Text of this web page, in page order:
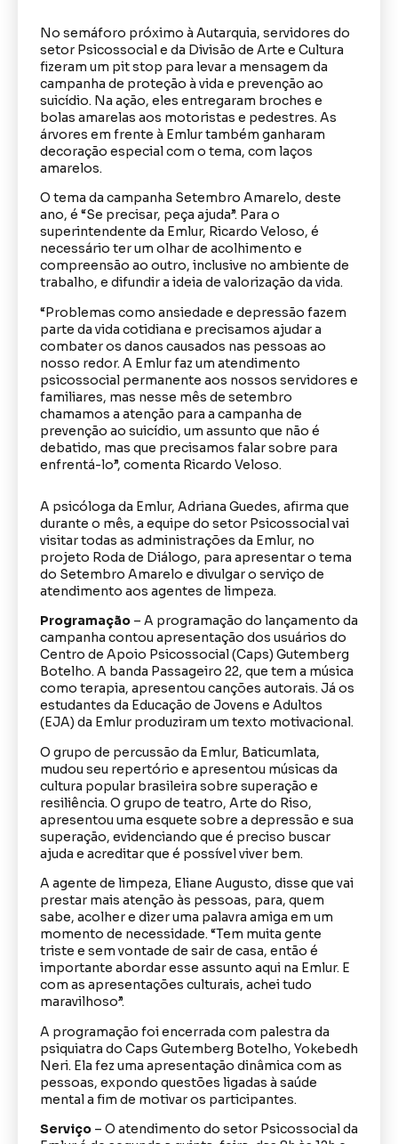
No semáforo próximo à Autarquia, servidores do
setor Psicossocial e da Divisão de Arte e Cultura
fizeram um pit stop para levar a mensagem da
campanha de proteção à vida e prevenção ao
suicídio. Na ação, eles entregaram broches e
bolas amarelas aos motoristas e pedestres. As
árvores em frente à Emlur também ganharam
decoração especial com o tema, com laços
amarelos.
O tema da campanha Setembro Amarelo, deste
ano, é “Se precisar, peça ajuda”. Para o
superintendente da Emlur, Ricardo Veloso, é
necessário ter um olhar de acolhimento e
compreensão ao outro, inclusive no ambiente de
trabalho, e difundir a ideia de valorização da vida.
“Problemas como ansiedade e depressão fazem
parte da vida cotidiana e precisamos ajudar a
combater os danos causados nas pessoas ao
nosso redor. A Emlur faz um atendimento
psicossocial permanente aos nossos servidores e
familiares, mas nesse mês de setembro
chamamos a atenção para a campanha de
prevenção ao suicídio, um assunto que não é
debatido, mas que precisamos falar sobre para
enfrentá-lo”, comenta Ricardo Veloso.
A psicóloga da Emlur, Adriana Guedes, afirma que
durante o mês, a equipe do setor Psicossocial vai
visitar todas as administrações da Emlur, no
projeto Roda de Diálogo, para apresentar o tema
do Setembro Amarelo e divulgar o serviço de
atendimento aos agentes de limpeza.
Programação – A programação do lançamento da
campanha contou apresentação dos usuários do
Centro de Apoio Psicossocial (Caps) Gutemberg
Botelho. A banda Passageiro 22, que tem a música
como terapia, apresentou canções autorais. Já os
estudantes da Educação de Jovens e Adultos
(EJA) da Emlur produziram um texto motivacional.
O grupo de percussão da Emlur, Baticumlata,
mudou seu repertório e apresentou músicas da
cultura popular brasileira sobre superação e
resiliência. O grupo de teatro, Arte do Riso,
apresentou uma esquete sobre a depressão e sua
superação, evidenciando que é preciso buscar
ajuda e acreditar que é possível viver bem.
A agente de limpeza, Eliane Augusto, disse que vai
prestar mais atenção às pessoas, para, quem
sabe, acolher e dizer uma palavra amiga em um
momento de necessidade. “Tem muita gente
triste e sem vontade de sair de casa, então é
importante abordar esse assunto aqui na Emlur. E
com as apresentações culturais, achei tudo
maravilhoso”.
A programação foi encerrada com palestra da
psiquiatra do Caps Gutemberg Botelho, Yokebedh
Neri. Ela fez uma apresentação dinâmica com as
pessoas, expondo questões ligadas à saúde
mental a fim de motivar os participantes.
Serviço – O atendimento do setor Psicossocial da